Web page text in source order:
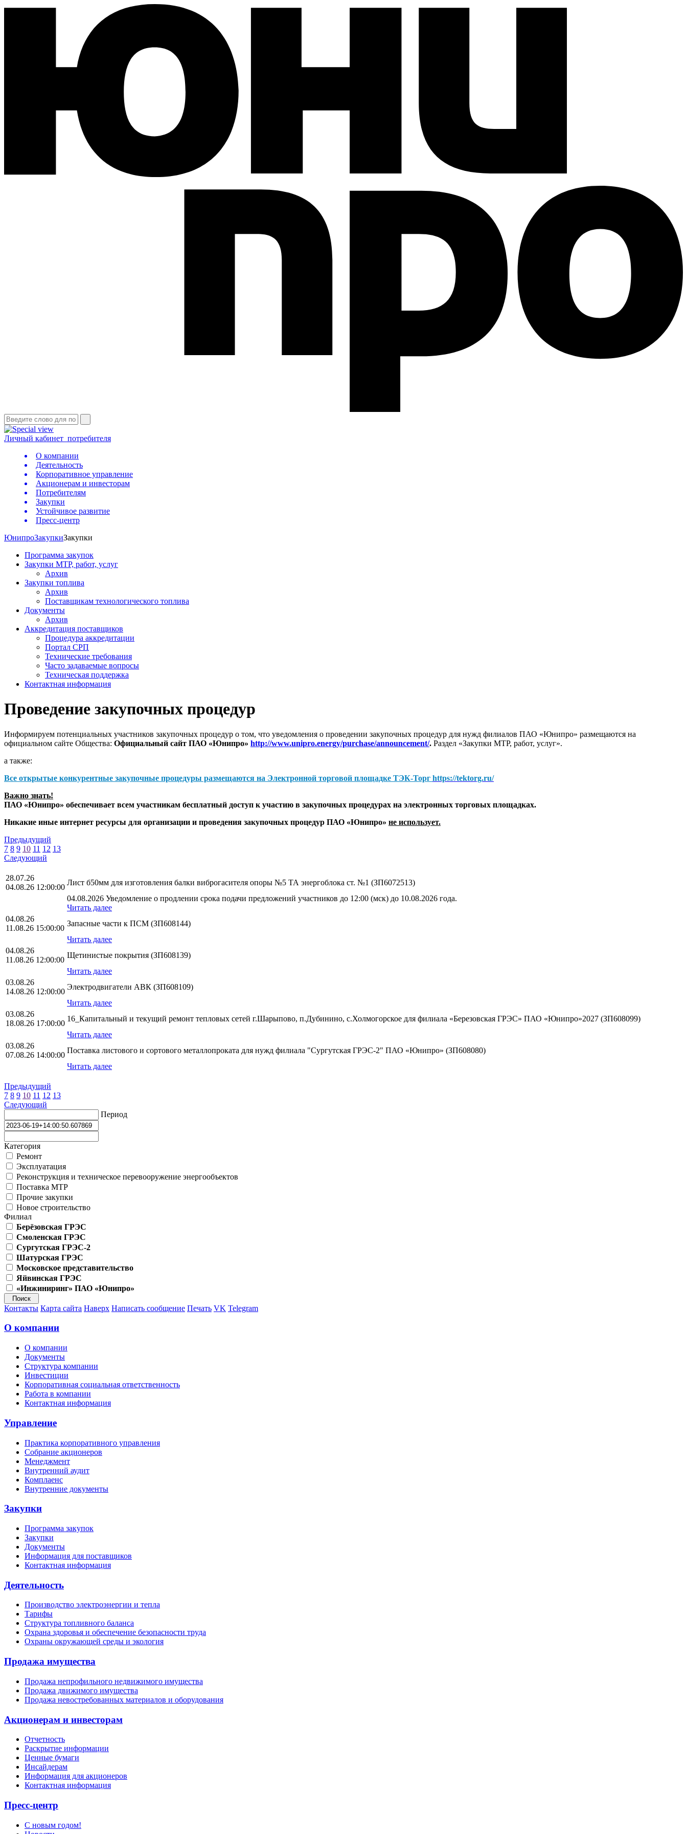
Личный кабинет потребителя
О компании
Деятельность
Корпоративное управление
Акционерам и инвесторам
Потребителям
Закупки
Устойчивое развитие
Пресс-центр
ЮнипроЗакупкиЗакупки
Программа закупок
Закупки МТР, работ, услуг
Архив
Закупки топлива
Архив
Поставщикам технологического топлива
Документы
Архив
Аккредитация поставщиков
Процедура аккредитации
Портал СРП
Технические требования
Часто задаваемые вопросы
Техническая поддержка
Контактная информация
Проведение закупочных процедур
Информируем потенциальных участников закупочных процедур о том, что уведомления о проведении закупочных процедур для нужд филиалов ПАО «Юнипро» размещаются на
официальном сайте Общества: Официальный сайт ПАО «Юнипро» http://www.unipro.energy/purchase/announcement/. Раздел «Закупки МТР, работ, услуг».
а также:
Все открытые конкурентные закупочные процедуры размещаются на Электронной торговой площадке ТЭК-Торг https://tektorg.ru/
Важно знать!
ПАО «Юнипро» обеспечивает всем участникам бесплатный доступ к участию в закупочных процедурах на электронных торговых площадках.
Никакие иные интернет ресурсы для организации и проведения закупочных процедур ПАО «Юнипро» не использует.
Предыдущий
7 8 9 10 11 12 13
Следующий
28.07.26
04.08.26 12:00:00
Лист б50мм для изготовления балки виброгасителя опоры №5 ТА энергоблока ст. №1 (ЗП6072513)
04.08.2026 Уведомление о продлении срока подачи предложений участников до 12:00 (мск) до 10.08.2026 года.
Читать далее
04.08.26
11.08.26 15:00:00
Запасные части к ПСМ (ЗП608144)
Читать далее
04.08.26
11.08.26 12:00:00
Щетинистые покрытия (ЗП608139)
Читать далее
03.08.26
14.08.26 12:00:00
Электродвигатели АВК (ЗП608109)
Читать далее
03.08.26
18.08.26 17:00:00
16_Капитальный и текущий ремонт тепловых сетей г.Шарыпово, п.Дубинино, с.Холмогорское для филиала «Березовская ГРЭС» ПАО «Юнипро»2027 (ЗП608099)
Читать далее
03.08.26
07.08.26 14:00:00
Поставка листового и сортового металлопроката для нужд филиала "Сургутская ГРЭС-2" ПАО «Юнипро» (ЗП608080)
Читать далее
Предыдущий
7 8 9 10 11 12 13
Следующий
Период
Категория
Ремонт
Эксплуатация
Реконструкция и техническое перевооружение энергообъектов
Поставка МТР
Прочие закупки
Новое строительство
Филиал
Берёзовская ГРЭС
Смоленская ГРЭС
Сургутская ГРЭС-2
Шатурская ГРЭС
Московское представительство
Яйвинская ГРЭС
«Инжиниринг» ПАО «Юнипро»
Контакты Карта сайта Наверх Написать сообщение Печать VK Telegram
О компании
О компании
Документы
Структура компании
Инвестиции
Корпоративная социальная ответственность
Работа в компании
Контактная информация
Управление
Практика корпоративного управления
Собрание акционеров
Менеджмент
Внутренний аудит
Комплаенс
Внутренние документы
Закупки
Программа закупок
Закупки
Документы
Информация для поставщиков
Контактная информация
Деятельность
Производство электроэнергии и тепла
Тарифы
Структура топливного баланса
Охрана здоровья и обеспечение безопасности труда
Охраны окружающей среды и экология
Продажа имущества
Продажа непрофильного недвижимого имущества
Продажа движимого имущества
Продажа невостребованных материалов и оборудования
Акционерам и инвесторам
Отчетность
Раскрытие информации
Ценные бумаги
Инсайдерам
Информация для акционеров
Контактная информация
Пресс-центр
С новым годом!